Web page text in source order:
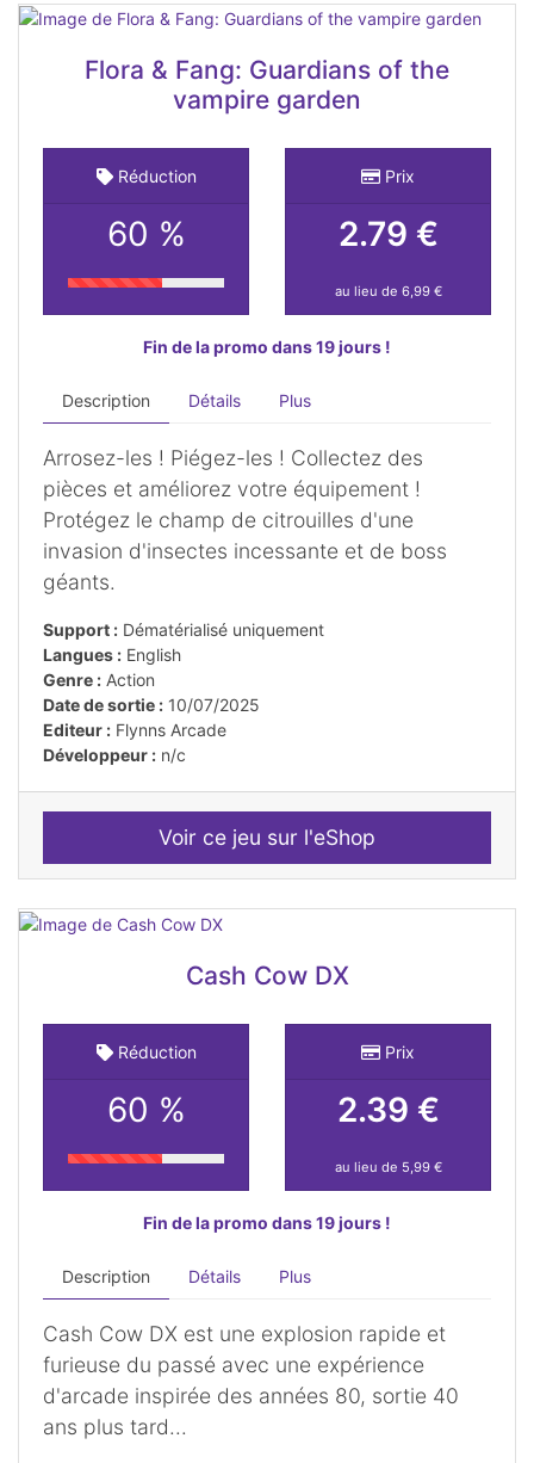
Flora & Fang: Guardians of the
vampire garden
Réduction
60 %
Prix
2.79 €
au lieu de 6,99 €
Fin de la promo dans 19 jours !
Description Détails Plus
Arrosez-les ! Piégez-les ! Collectez des
pièces et améliorez votre équipement !
Protégez le champ de citrouilles d'une
invasion d'insectes incessante et de boss
géants.
Support : Dématérialisé uniquement
Langues : English
Genre : Action
Date de sortie : 10/07/2025
Editeur : Flynns Arcade
Développeur : n/c
Voir ce jeu sur l'eShop
Cash Cow DX
Réduction
60 %
Prix
2.39 €
au lieu de 5,99 €
Fin de la promo dans 19 jours !
Description Détails Plus
Cash Cow DX est une explosion rapide et
furieuse du passé avec une expérience
d'arcade inspirée des années 80, sortie 40
ans plus tard...